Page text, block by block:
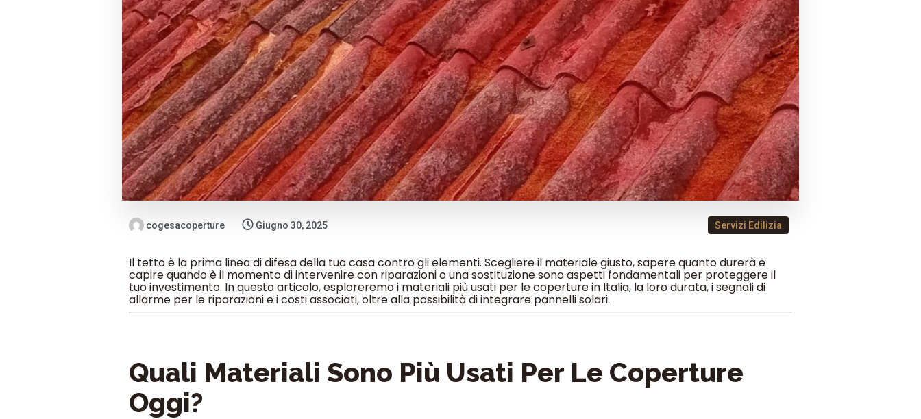
cogesacoperture Giugno 30, 2025 Servizi Edilizia
Il tetto è la prima linea di difesa della tua casa contro gli elementi. Scegliere il materiale giusto, sapere quanto durerà e
capire quando è il momento di intervenire con riparazioni o una sostituzione sono aspetti fondamentali per proteggere il
tuo investimento. In questo articolo, esploreremo i materiali più usati per le coperture in Italia, la loro durata, i segnali di
allarme per le riparazioni e i costi associati, oltre alla possibilità di integrare pannelli solari.
Quali Materiali Sono Più Usati Per Le Coperture
Oggi?